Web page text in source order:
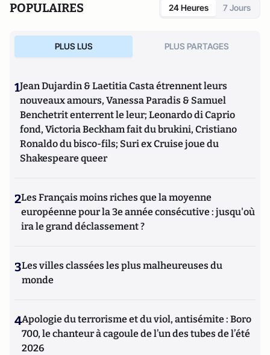
POPULAIRES 24 Heures 7 Jours
PLUS LUS PLUS PARTAGES
1Jean Dujardin & Laetitia Casta étrennent leurs
nouveaux amours, Vanessa Paradis & Samuel
Benchetrit enterrent le leur; Leonardo di Caprio
fond, Victoria Beckham fait du brukini, Cristiano
Ronaldo du bisco-fils; Suri ex Cruise joue du
Shakespeare queer
2Les Français moins riches que la moyenne
européenne pour la 3e année consécutive : jusqu'où
ira le grand déclassement ?
3Les villes classées les plus malheureuses du
monde
4Apologie du terrorisme et du viol, antisémite : Boro
700, le chanteur à cagoule de l’un des tubes de l’été
2026